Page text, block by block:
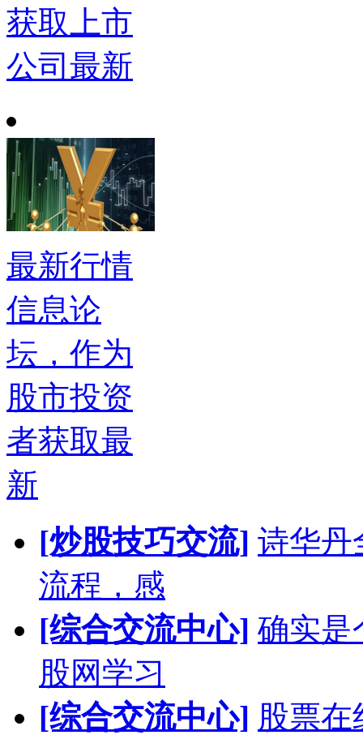
获取上市
公司最新
最新行情
信息论
坛，作为
股市投资
者获取最
新
[炒股技巧交流] 诗华丹
流程，感
[综合交流中心] 确实是
股网学习
[综合交流中心] 股票